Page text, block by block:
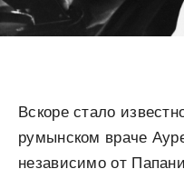
Вскоре стало
румынском враче
независимо от